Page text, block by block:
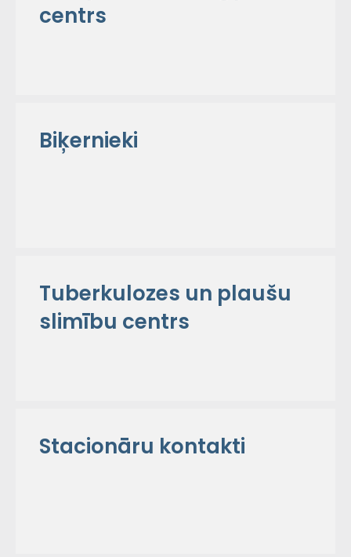
centrs
Biķernieki
Tuberkulozes un plaušu
slimību centrs
Stacionāru kontakti